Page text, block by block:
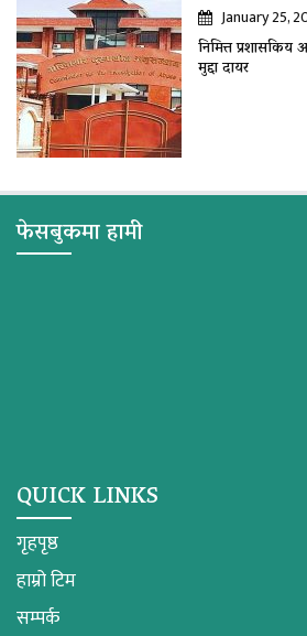
January 25,
निमित्त
मुद्दा दायर
फेसबुकमा हामी
QUICK LINKS
गृहपृष्ठ
हाम्रो टिम
सम्पर्क